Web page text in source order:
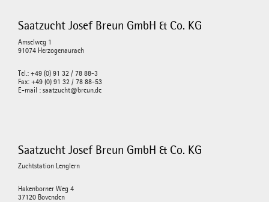
Saatzucht Josef Breun GmbH & Co. KG
Amselweg 1
91074 Herzogenaurach
Tel.: +49 (0) 91 32 / 78 88-3
Fax: +49 (0) 91 32 / 78 88-53
E-mail : saatzucht@breun.de
Saatzucht Josef Breun GmbH & Co. KG
Zuchtstation Lenglern
Hakenborner Weg 4
37120 Bovenden